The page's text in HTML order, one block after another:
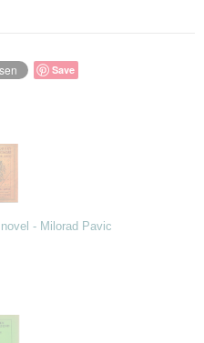
Save
- Milorad Pavic